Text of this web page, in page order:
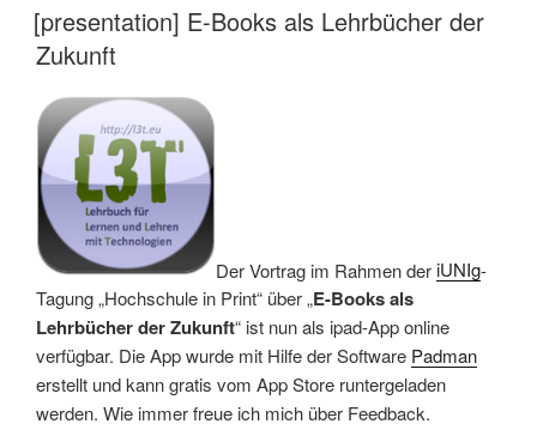
AM
[presentation] E-Books als Lehrbücher der
Zukunft
Der Vortrag im Rahmen deriUNIg-
Tagung „Hochschule in Print“ über „E-Books als
Lehrbücher der Zukunft“ ist nun als ipad-App online
verfügbar. Die App wurde mit Hilfe der Software Padman
erstellt und kann gratis vom App Store runtergeladen
werden. Wie immer freue ich mich über Feedback.